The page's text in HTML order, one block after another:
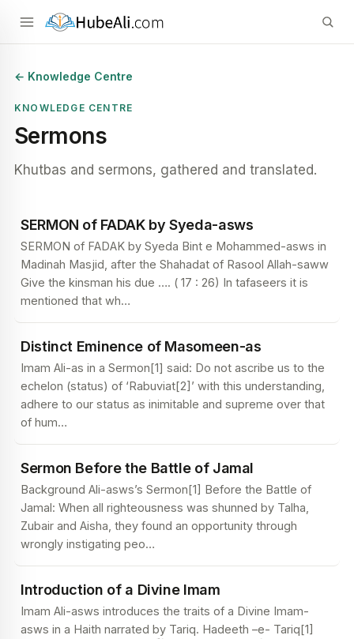
← Knowledge Centre
KNOWLEDGE CENTRE
Sermons
Khutbas and sermons, gathered and translated.
SERMON of FADAK by Syeda-asws
SERMON of FADAK by Syeda Bint e Mohammed-asws in
Madinah Masjid, after the Shahadat of Rasool Allah-saww
Give the kinsman his due …. ( 17 : 26) In tafaseers it is
mentioned that wh…
Distinct Eminence of Masomeen-as
Imam Ali-as in a Sermon[1] said: Do not ascribe us to the
echelon (status) of ‘Rabuviat[2]’ with this understanding,
adhere to our status as inimitable and supreme over that
of hum…
Sermon Before the Battle of Jamal
Background Ali-asws’s Sermon[1] Before the Battle of
Jamal: When all righteousness was shunned by Talha,
Zubair and Aisha, they found an opportunity through
wrongly instigating peo…
Introduction of a Divine Imam
Imam Ali-asws introduces the traits of a Divine Imam-
asws in a Haith narrated by Tariq. Hadeeth –e- Tariq[1]